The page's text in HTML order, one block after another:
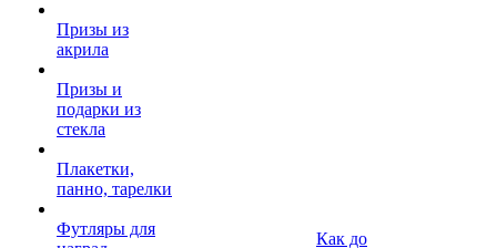
Призы из
акрила
Призы и
подарки из
стекла
Плакетки,
панно, тарелки
Футляры для
Как до